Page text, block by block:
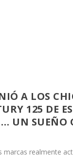
A LOS
125 DE
UN SUEÑO
marcas realmente